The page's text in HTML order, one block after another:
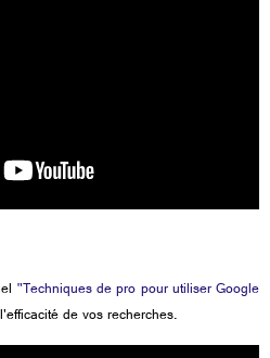
"Techniques de pro pour utiliser Google
de vos recherches.